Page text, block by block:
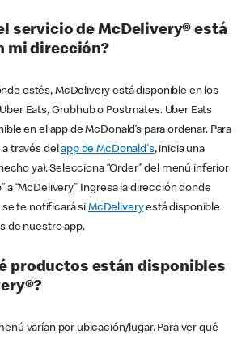
servicio de McDelivery® está
mi dirección?
estés, McDelivery está disponible en los
Eats, Grubhub o Postmates. Uber Eats
en el app de McDonald’s para ordenar. Para
a través delapp de McDonald's, inicia una
ya). Selecciona “Order” del menú inferior
a “McDelivery’” Ingresa la dirección donde
te notificará si McDeliveryestá disponible
de nuestro app.
productos están disponibles
varían por ubicación/lugar. Para ver qué